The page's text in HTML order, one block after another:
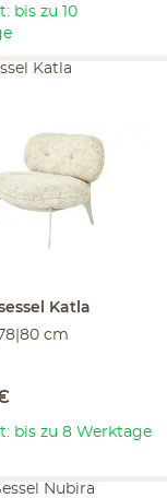
bis zu 10
Katla
cm
Katla
bis zu 8 Werktage
Nubira